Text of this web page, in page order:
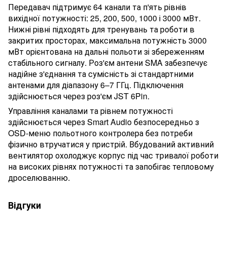
Передавач підтримує 64 канали та п'ять рівнів
вихідної потужності: 25, 200, 500, 1000 і 3000 мВт.
Нижні рівні підходять для тренувань та роботи в
закритих просторах, максимальна потужність 3000
мВт орієнтована на дальні польоти зі збереженням
стабільного сигналу. Роз'єм антени SMA забезпечує
надійне з'єднання та сумісність зі стандартними
антенами для діапазону 6–7 ГГц. Підключення
здійснюється через роз'єм JST 6Pin.
Управління каналами та рівнем потужності
здійснюється через Smart Audio безпосередньо з
OSD-меню польотного контролера без потреби
фізично втручатися у пристрій. Вбудований активний
вентилятор охолоджує корпус під час тривалої роботи
на високих рівнях потужності та запобігає тепловому
дроселюванню.
Відгуки